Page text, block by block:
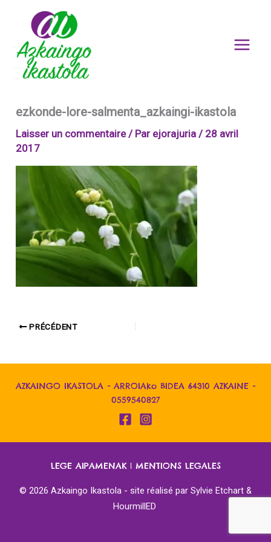
contenu
ezkonde-lore-salmenta_azkaingi-ikastola
Laisser un commentaire / Par ejorajuria / 28 avril
2017
PRÉCÉDENT
AZKAINGO IKASTOLA - ARROIAko BIDEA 64310 AZKAINE -
0559540827
LEGE AIPAMENAK| MENTIONS LEGALES
© 2026 Azkaingo Ikastola - site réalisé par Sylvie Etchart &
HourmillED